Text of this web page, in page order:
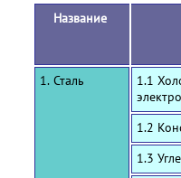
Название
1. Сталь
1.1
1.2
1.3